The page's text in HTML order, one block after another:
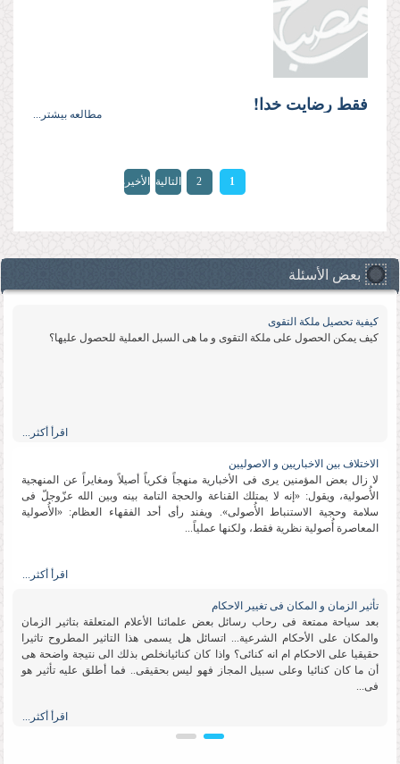
فقط رضایت خدا! مطالعه بیشتر...
1
2 التالية الأخيرة
بعض الأسئلة
كیفیة تحصیل ملكة التقوى
كیف یمكن الحصول على ملكة التقوى و ما هی السبل العملیة للحصول علیها؟
اقرأ أكثر...
الاختلاف بین الاخباریین و الاصولیین
لا زال بعض المؤمنین یرى فی الأخباریة منهجاً فكریاً أصیلاً ومغایراً عن المنهجیة
الأُصولیة، ویقول: «إنه لا یمتلك القناعة والحجة التامة بینه وبین الله عزّوجلّ فی
سلامة وحجیة الاستنباط الأُصولی». ویفند رأی أحد الفقهاء العظام: «الأُصولیة
المعاصرة أُصولیة نظریة فقط، ولكنها عملیاً...
اقرأ أكثر...
تأثیر الزمان و المكان فی تغییر الاحكام
بعد سیاحة ممتعة فی رحاب رسائل بعض علمائنا الأعلام المتعلقة بتاثیر الزمان
والمكان على الأحكام الشرعیة... اتسائل هل یسمى هذا التاثیر المطروح تاثیرا
حقیقیا على الاحكام ام انه كنائی؟ واذا كان كنائیانخلص بذلك الى نتیجة واضحة هی
أن ما كان كنائیا وعلى سبیل المجاز فهو لیس بحقیقی.. فما أطلق علیه تأثیر هو
فی...
اقرأ أكثر...